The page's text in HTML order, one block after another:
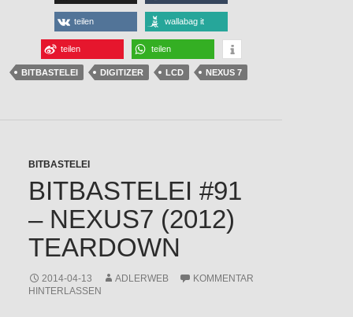
teilen wallabag it
teilen teilen
BITBASTELEI DIGITIZER LCD NEXUS 7
BITBASTELEI
BITBASTELEI #91
– NEXUS7 (2012)
TEARDOWN
2014-04-13 ADLERWEB
KOMMENTAR
HINTERLASSEN